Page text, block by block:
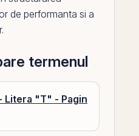
de performanta si a
termenul
Litera "T" - Pagin